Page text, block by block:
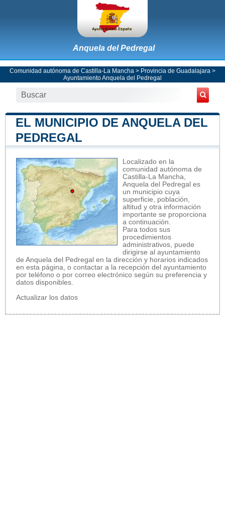
Anquela del Pedregal
Comunidad autónoma de Castilla-La Mancha > Provincia de Guadalajara >
Ayuntamiento Anquela del Pedregal
EL MUNICIPIO DE ANQUELA DEL
PEDREGAL
Localizado en la
comunidad autónoma de
Castilla-La Mancha,
Anquela del Pedregal es
un municipio cuya
superficie, población,
altitud y otra información
importante se proporciona
a continuación.
Para todos sus
procedimientos
administrativos, puede
dirigirse al ayuntamiento
de Anquela del Pedregal en la dirección y horarios indicados
en esta página, o contactar a la recepción del ayuntamiento
por teléfono o por correo electrónico según su preferencia y
datos disponibles.
Actualizar los datos